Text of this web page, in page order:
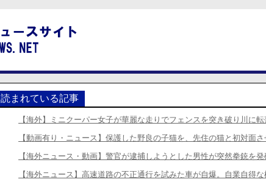
読まれている記事
【海外】ミニクーパー女子が華麗な走りでフェンスを突き破り川に
【動画有り・ニュース】保護した野良の子猫を、先住の猫と初対面
【海外ニュース・動画】警官が逮捕しようとした男性が突然拳銃を
【海外ニュース】高速道路の不正通行を試みた車が自爆。自業自得な